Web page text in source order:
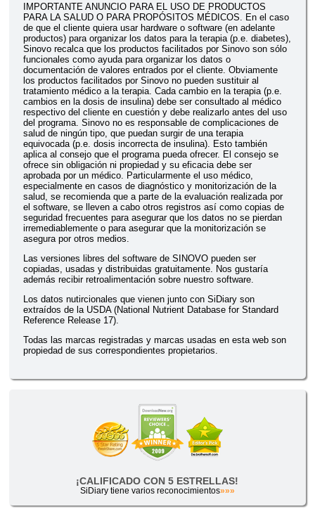
IMPORTANTE ANUNCIO PARA EL USO DE PRODUCTOS
PARA LA SALUD O PARA PROPÓSITOS MÉDICOS. En el caso
de que el cliente quiera usar hardware o software (en adelante
productos) para organizar los datos para la terapia (p.e. diabetes),
Sinovo recalca que los productos facilitados por Sinovo son sólo
funcionales como ayuda para organizar los datos o
documentación de valores entrados por el cliente. Obviamente
los productos facilitados por Sinovo no pueden sustituir al
tratamiento médico a la terapia. Cada cambio en la terapia (p.e.
cambios en la dosis de insulina) debe ser consultado al médico
respectivo del cliente en cuestión y debe realizarlo antes del uso
del programa. Sinovo no es responsable de complicaciones de
salud de ningún tipo, que puedan surgir de una terapia
equivocada (p.e. dosis incorrecta de insulina). Esto también
aplica al consejo que el programa pueda ofrecer. El consejo se
ofrece sin obligación ni propiedad y su eficacia debe ser
aprobada por un médico. Particularmente el uso médico,
especialmente en casos de diagnóstico y monitorización de la
salud, se recomienda que a parte de la evaluación realizada por
el software, se lleven a cabo otros registros así como copias de
seguridad frecuentes para asegurar que los datos no se pierdan
irremediablemente o para asegurar que la monitorización se
asegura por otros medios.
Las versiones libres del software de SINOVO pueden ser
copiadas, usadas y distribuidas gratuitamente. Nos gustaría
además recibir retroalimentación sobre nuestro software.
Los datos nutircionales que vienen junto con SiDiary son
extraídos de la USDA (National Nutrient Database for Standard
Reference Release 17).
Todas las marcas registradas y marcas usadas en esta web son
propiedad de sus correspondientes propietarios.
¡CALIFICADO CON 5 ESTRELLAS!
SiDiary tiene varios reconocimientos»»»